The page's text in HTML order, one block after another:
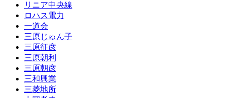
リニア中央線
ロハス電力
一道会
三原じゅん子
三原征彦
三原朝利
三原朝彦
三和興業
三菱地所